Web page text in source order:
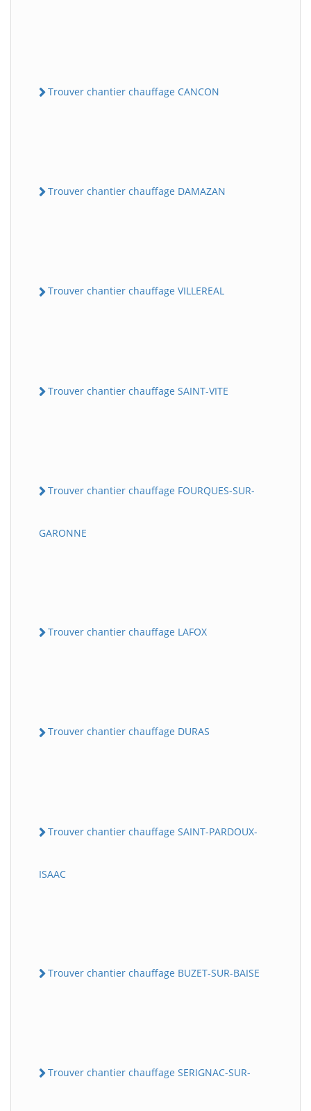
Trouver chantier chauffage CANCON
Trouver chantier chauffage DAMAZAN
Trouver chantier chauffage VILLEREAL
Trouver chantier chauffage SAINT-VITE
Trouver chantier chauffage FOURQUES-SUR-
GARONNE
Trouver chantier chauffage LAFOX
Trouver chantier chauffage DURAS
Trouver chantier chauffage SAINT-PARDOUX-
ISAAC
Trouver chantier chauffage BUZET-SUR-BAISE
Trouver chantier chauffage SERIGNAC-SUR-